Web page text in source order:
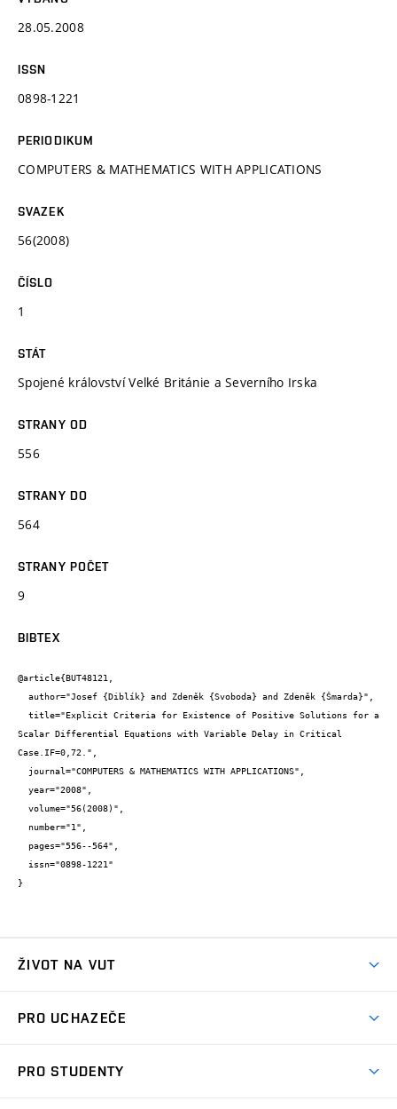
28.05.2008
ISSN
0898-1221
PERIODIKUM
COMPUTERS & MATHEMATICS WITH APPLICATIONS
SVAZEK
56(2008)
ČÍSLO
1
STÁT
Spojené království Velké Británie a Severního Irska
STRANY OD
556
STRANY DO
564
STRANY POČET
9
BIBTEX
@article{BUT48121,
Scalar Differential Equations with Variable Delay in Critical
Case.IF=0,72.",
}
ŽIVOT NA VUT
Koleje
PRO UCHAZEČE
PRO STUDENTY